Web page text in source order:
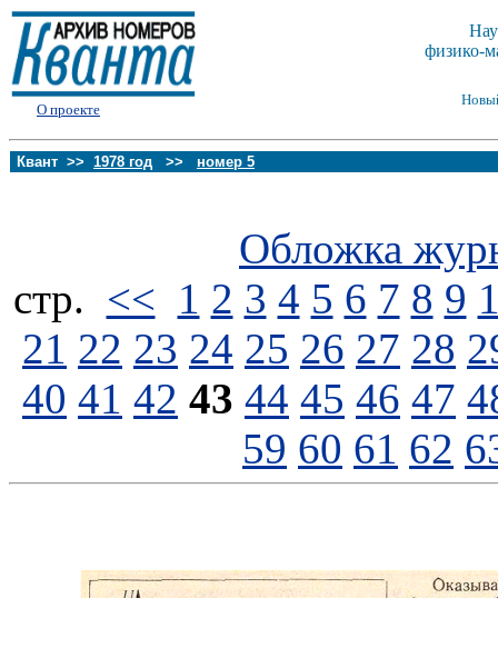
О проекте
физико-
Квант >> 1978 год >> номер 5
Обложка
стp. << 1 2 3 4 5 6 7 8 9
21 22 23 24 25 26 27 28
40 41 42 43 44 45 46 47
59 60 61 62